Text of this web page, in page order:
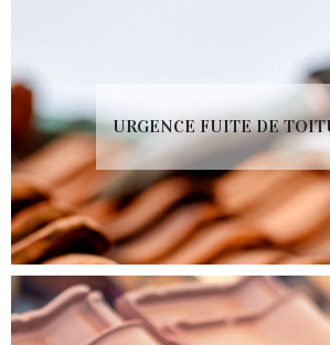
URGENCE FUITE DE